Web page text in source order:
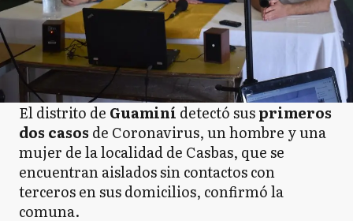
El distrito de Guaminí detectó susprimeros
dos casos de Coronavirus, un hombre y una
mujer de la localidad de Casbas, que se
encuentran aislados sin contactos con
terceros en sus domicilios, confirmó la
comuna.